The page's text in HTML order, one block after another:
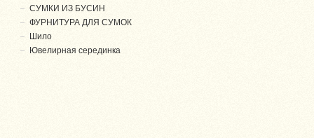
СУМКИ ИЗ БУСИН
ФУРНИТУРА ДЛЯ СУМОК
Шило
Ювелирная серединка